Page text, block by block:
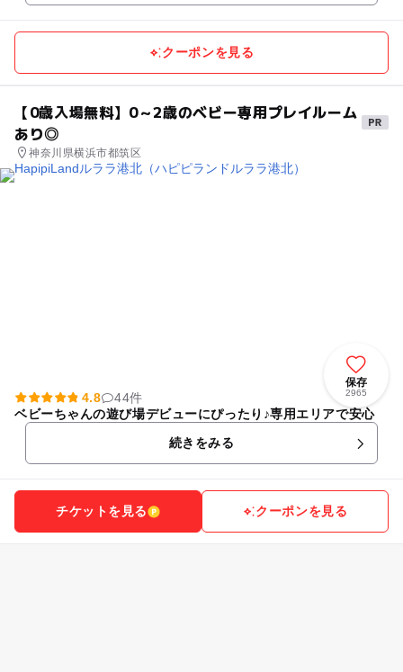
クーポンを見る
【0歳入場無料】0～2歳のベビー専用プレイルーム
あり◎
神奈川県横浜市都筑区
保存
2965
4.8
44件
ベビーちゃんの遊び場デビューにぴったり♪専用エリアで安心
続きをみる
チケットを見る クーポンを見る